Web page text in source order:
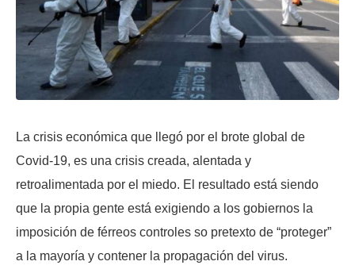
La crisis económica que llegó por el brote global de
Covid-19, es una crisis creada, alentada y
retroalimentada por el miedo. El resultado está siendo
que la propia gente está exigiendo a los gobiernos la
imposición de férreos controles so pretexto de “proteger”
a la mayoría y contener la propagación del virus.